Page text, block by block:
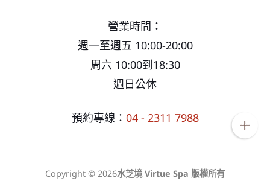
營業時間：
週一至週五 10:00-20:00
周六 10:00到18:30
週日公休
預約專線： 04 - 2311 7988
Copyright © 2026水芝境 Virtue Spa 版權所有